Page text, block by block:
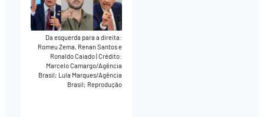
Da esquerda para a direita:
Romeu Zema, Renan Santos e
Ronaldo Caiado Crédito:
Marcelo Camargo/Agência
Brasil; Lula Marques/Agência
Brasil; Reprodução